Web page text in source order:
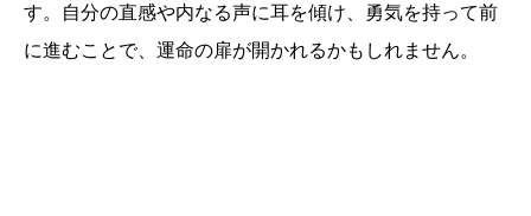
す。自分の直感や内なる声に耳を傾け、勇気を持って前
に進むことで、運命の扉が開かれるかもしれません。